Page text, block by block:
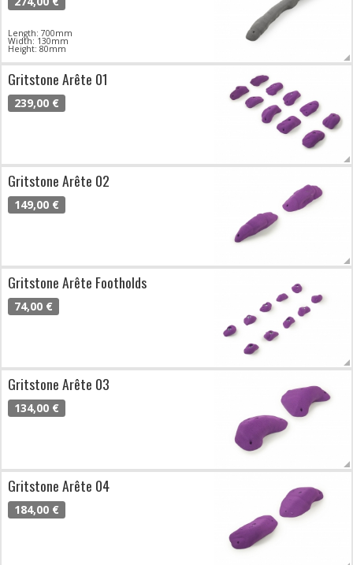
Length: 700mm
Width: 130mm
Height: 80mm
Gritstone Arête 01
239,00 €
Gritstone Arête 02
149,00 €
Gritstone Arête Footholds
74,00 €
Gritstone Arête 03
134,00 €
Gritstone Arête 04
184,00 €